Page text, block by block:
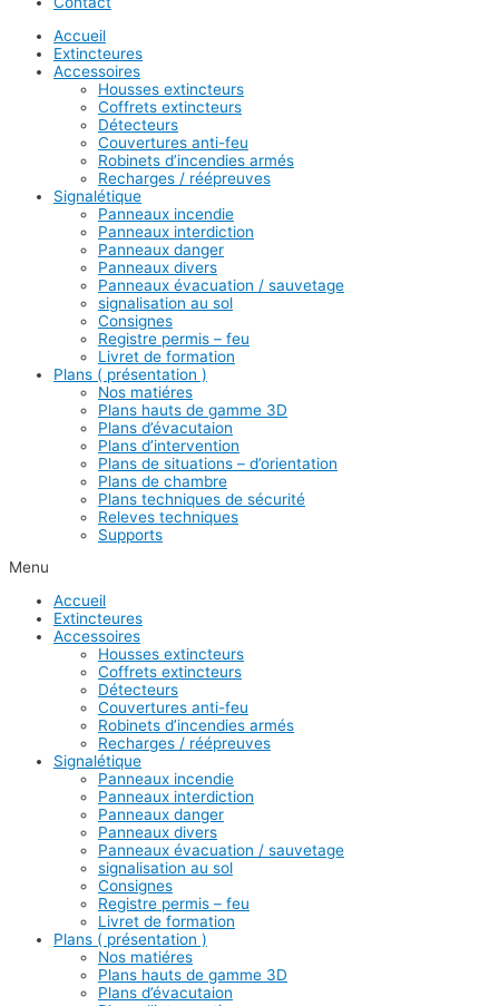
Accueil
Extincteures
Accessoires
Housses extincteurs
Coffrets extincteurs
Détecteurs
Couvertures anti-feu
Robinets d’incendies armés
Recharges / réépreuves
Signalétique
Panneaux incendie
Panneaux interdiction
Panneaux danger
Panneaux divers
Panneaux évacuation / sauvetage
signalisation au sol
Consignes
Registre permis – feu
Livret de formation
Plans ( présentation )
Nos matiéres
Plans hauts de gamme 3D
Plans d’évacutaion
Plans d’intervention
Plans de situations – d’orientation
Plans de chambre
Plans techniques de sécurité
Releves techniques
Supports
Menu
Accueil
Extincteures
Accessoires
Housses extincteurs
Coffrets extincteurs
Détecteurs
Couvertures anti-feu
Robinets d’incendies armés
Recharges / réépreuves
Signalétique
Panneaux incendie
Panneaux interdiction
Panneaux danger
Panneaux divers
Panneaux évacuation / sauvetage
signalisation au sol
Consignes
Registre permis – feu
Livret de formation
Plans ( présentation )
Nos matiéres
Plans hauts de gamme 3D
Plans d’évacutaion